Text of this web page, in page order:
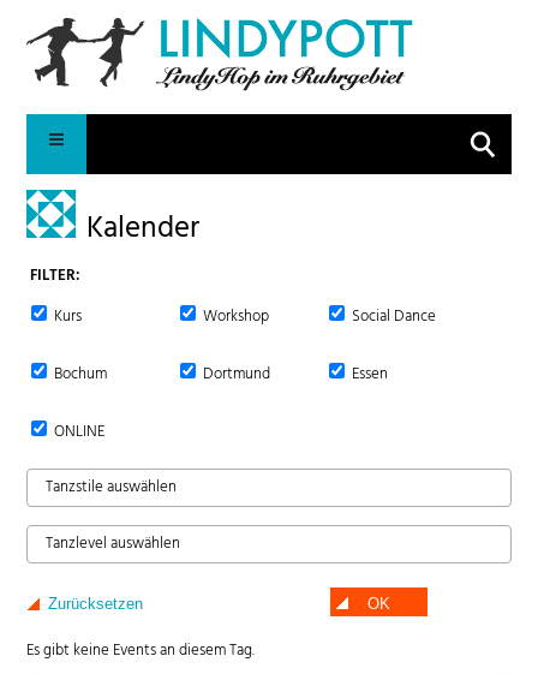
Suche
Kalender
FILTER:
Kurs
Workshop Social Dance
Bochum Dortmund Essen
ONLINE
Tanzstile auswählen
Tanzlevel auswählen
Zurücksetzen OK
Es gibt keine Events an diesem Tag.